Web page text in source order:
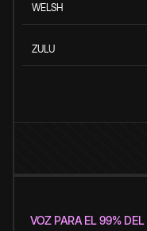
WELSH
ZULU
VOZ PARA EL 99%